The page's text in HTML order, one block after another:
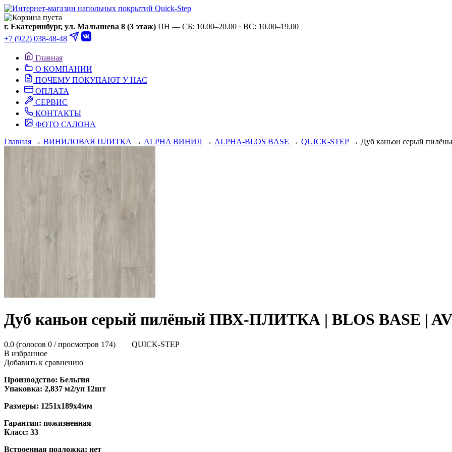
г. Екатеринбург, ул. Малышева 8 (3 этаж) ПН — СБ: 10.00–20.00 · ВС: 10.00–19.00
+7 (922) 038-48-48
Главная
О КОМПАНИИ
ПОЧЕМУ ПОКУПАЮТ У НАС
ОПЛАТА
СЕРВИС
КОНТАКТЫ
ФОТО САЛОНА
Главная → ВИНИЛОВАЯ ПЛИТКА → ALPHA ВИНИЛ → ALPHA-BLOS BASE → QUICK-STEP→ Дуб каньон серый
Дуб каньон серый пилёный ПВХ-ПЛИТКА | BLOS BASE |
0.0 (голосов 0 / просмотров 174)
QUICK-STEP
В избранное
Добавить к сравнению
Производство: Бельгия
Упаковка: 2,837 м2/уп 12шт
Размеры: 1251х189х4мм
Гарантия: пожизненная
Класс: 33
Встроенная подложка: нет